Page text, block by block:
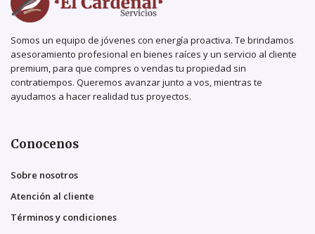
Somos un equipo de jóvenes con energía proactiva. Te brindamos
asesoramiento profesional en bienes raíces y un servicio al cliente
premium, para que compres o vendas tu propiedad sin
contratiempos. Queremos avanzar junto a vos, mientras te
ayudamos a hacer realidad tus proyectos.
Conocenos
Sobre nosotros
Atención al cliente
Términos y condiciones